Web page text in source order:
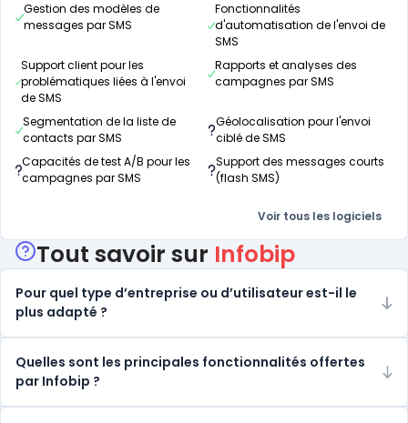
Gestion des modèles de
messages par SMS
Fonctionnalités
d'automatisation de l'envoi de
SMS
Support client pour les
problématiques liées à l'envoi
de SMS
Rapports et analyses des
campagnes par SMS
Segmentation de la liste de
contacts par SMS
Géolocalisation pour l'envoi
ciblé de SMS
Capacités de test A/B pour les
campagnes par SMS
Support des messages courts
(flash SMS)
Voir tous les logiciels
Tout savoir sur Infobip
Pour quel type d’entreprise ou d’utilisateur est-il le
plus adapté ?
Quelles sont les principales fonctionnalités offertes
par Infobip ?